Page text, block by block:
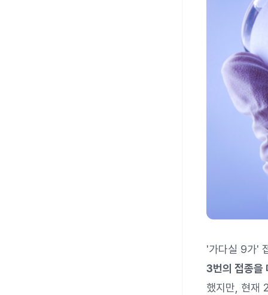
'가다실 9가'
3번의 접종을
했지만, 현재